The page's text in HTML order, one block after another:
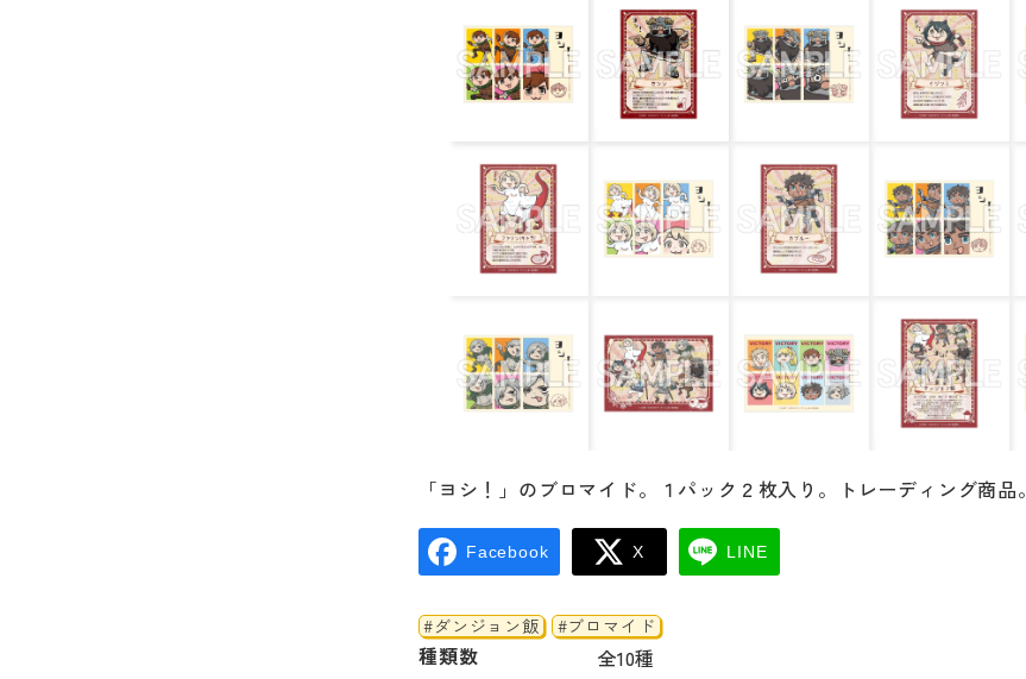
「ヨシ！」のブロマイド。１パック２枚入り。トレーディング商品。
Facebook X LINE
#ダンジョン飯 #ブロマイド
種類数
全10種